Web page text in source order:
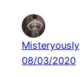
Misteryously
08/03/2020